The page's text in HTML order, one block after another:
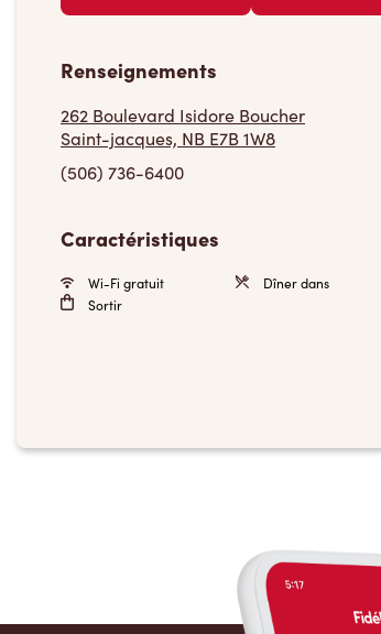
Renseignements
262 Boulevard Isidore Boucher
Saint-jacques, NB E7B 1W8
(506) 736-6400
Caractéristiques
Wi-Fi gratuit
Dîner dans
Sortir